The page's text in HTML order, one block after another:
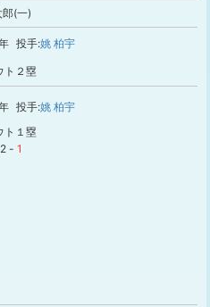
(一)
投手:姚 柏宇
ト２塁
投手:姚 柏宇
ト１塁
2 - 1